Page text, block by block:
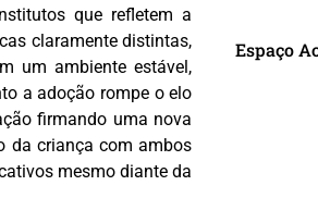
que refletem a
claramente distintas,
um ambiente estável,
a adoção rompe o elo
firmando uma nova
da criança com ambos
mesmo diante da
Espaço